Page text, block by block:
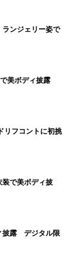
ランジェリー姿で
美ボディ披露
リフコントに初挑
装で美ボディ披
披露 デジタル限